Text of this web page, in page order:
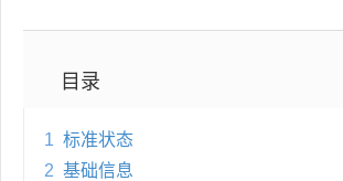
目录
1 标准状态
2 基础信息